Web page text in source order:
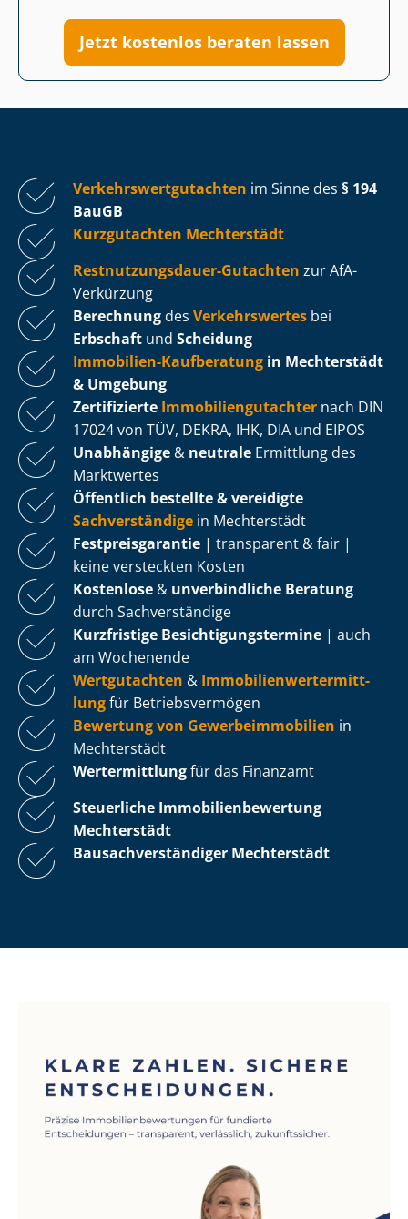
Jetzt kostenlos beraten lassen
Ver­kehrs­wert­gut­ach­ten im Sinne des § 194
BauGB
Kurzgutachten Mechterstädt
Rest­nut­zungs­dau­er-Gutachten zur AfA-
Verkürzung
Berechnung des Verkehrswertes bei
Erbschaft und Scheidung
Immobilien-Kaufberatung in Mechterstädt
& Umgebung
Zertifizierte Im­mo­bi­li­en­gut­ach­ter nach DIN
17024 von TÜV, DEKRA, IHK, DIA und EIPOS
Unabhängige & neutrale Ermittlung des
Marktwertes
Öffentlich bestellte & vereidigte
Sachverständige in Mechterstädt
Fest­preis­ga­ran­tie | transparent & fair |
keine versteckten Kosten
Kostenlose & unverbindliche Beratung
durch Sachverständige
Kurzfristige Be­sich­ti­gungs­ter­mi­ne | auch
am Wochenende
Wertgutachten & Im­mo­bi­li­en­wert­ermitt­
lungfür Be­triebs­ver­mö­gen
Bewertung von Ge­wer­be­im­mo­bi­li­en in
Mechterstädt
Wertermittlungfür das Finanzamt
Steuerliche Im­mo­bi­li­en­be­wer­tung
Mechterstädt
Bau­sach­ver­stän­di­ger Mechterstädt